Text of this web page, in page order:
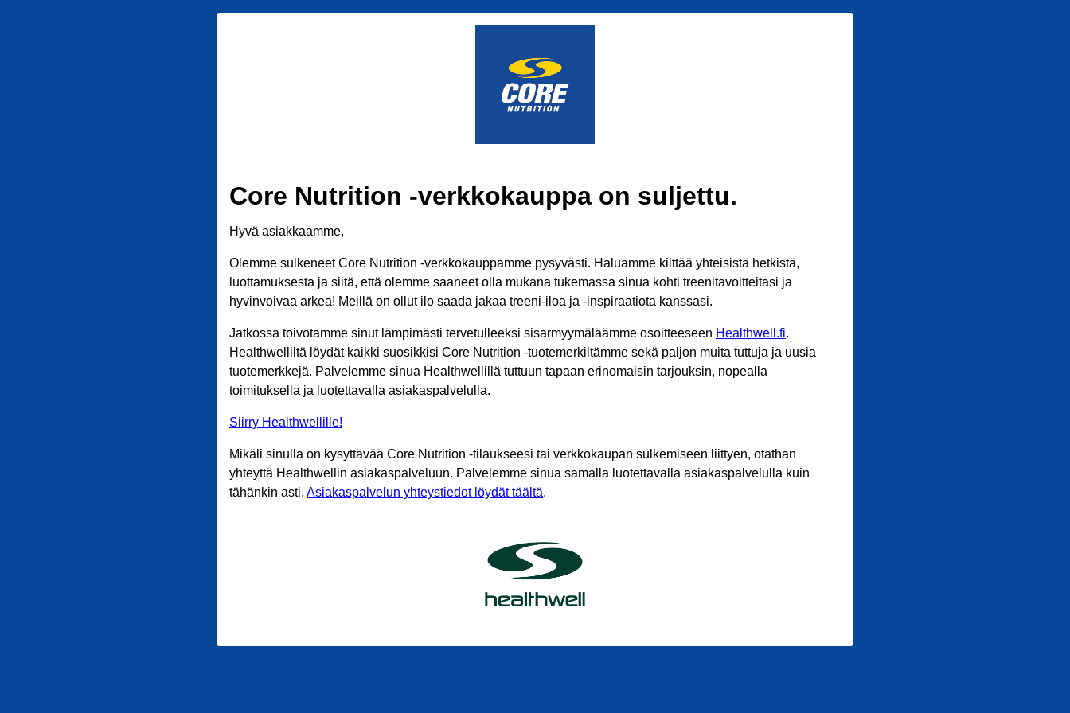
Core Nutrition -verkkokauppa on suljettu.
Hyvä asiakkaamme,
Olemme sulkeneet Core Nutrition -verkkokauppamme pysyvästi. Haluamme kiittää yhteisistä hetkistä,
luottamuksesta ja siitä, että olemme saaneet olla mukana tukemassa sinua kohti treenitavoitteitasi ja
hyvinvoivaa arkea! Meillä on ollut ilo saada jakaa treeni-iloa ja -inspiraatiota kanssasi.
Jatkossa toivotamme sinut lämpimästi tervetulleeksi sisarmyymäläämme osoitteeseen Healthwell.fi.
Healthwelliltä löydät kaikki suosikkisi Core Nutrition -tuotemerkiltämme sekä paljon muita tuttuja ja uusia
tuotemerkkejä. Palvelemme sinua Healthwellillä tuttuun tapaan erinomaisin tarjouksin, nopealla
toimituksella ja luotettavalla asiakaspalvelulla.
Siirry Healthwellille!
Mikäli sinulla on kysyttävää Core Nutrition -tilaukseesi tai verkkokaupan sulkemiseen liittyen, otathan
yhteyttä Healthwellin asiakaspalveluun. Palvelemme sinua samalla luotettavalla asiakaspalvelulla kuin
tähänkin asti. Asiakaspalvelun yhteystiedot löydät täältä.